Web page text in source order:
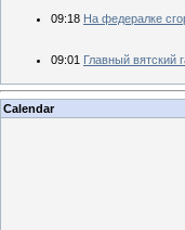
09:18 На федералке
09:01 Главный вятский
Calendar